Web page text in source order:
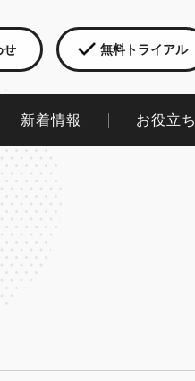
せ 無料トライアル
新着情報​ お役立